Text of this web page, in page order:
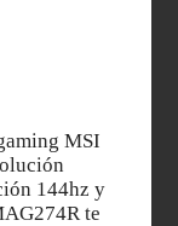
MSI
144hz y
te